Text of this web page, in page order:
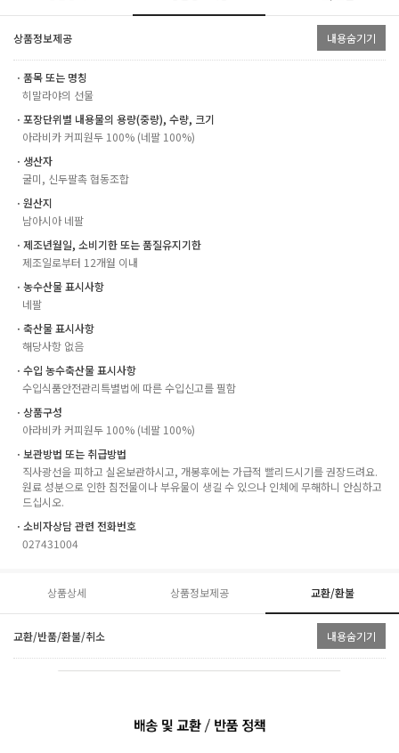
상품정보제공 내용숨기기
ㆍ품목 또는 명칭
히말라야의 선물
ㆍ포장단위별 내용물의 용량(중량), 수량, 크기
아라비카 커피원두 100% (네팔 100%)
ㆍ생산자
굴미, 신두팔촉 협동조합
ㆍ원산지
남아시아 네팔
ㆍ제조년월일, 소비기한 또는 품질유지기한
제조일로부터 12개월 이내
ㆍ농수산물 표시사항
네팔
ㆍ축산물 표시사항
해당사항 없음
ㆍ수입 농수축산물 표시사항
수입식품안전관리특별법에 따른 수입신고를 필함
ㆍ상품구성
아라비카 커피원두 100% (네팔 100%)
ㆍ보관방법 또는 취급방법
직사광선을 피하고 실온보관하시고, 개봉후에는 가급적 빨리드시기를 권장드려요.
원료 성분으로 인한 침전물이나 부유물이 생길 수 있으나 인체에 무해하니 안심하고
드십시오.
ㆍ소비자상담 관련 전화번호
027431004
상품상세 상품정보제공 교환/환불
교환/반품/환불/취소 내용숨기기